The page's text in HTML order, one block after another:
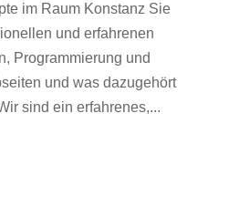
im Raum Konstanz Sie
und erfahrenen
Programmierung und
und was dazugehört
sind ein erfahrenes,...